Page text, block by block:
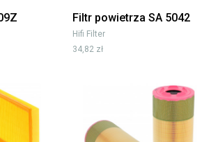
Filtr powietrza SA 5042
Hifi Filter
34,82 zł